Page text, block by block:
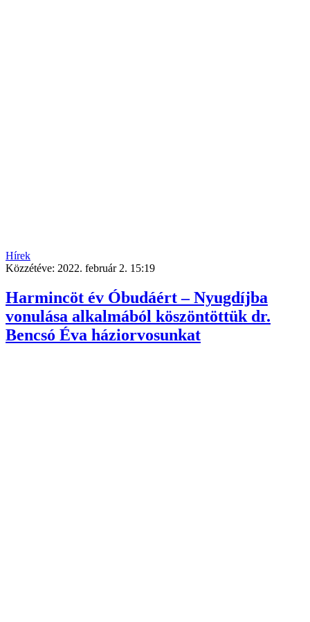
Hírek
Közzétéve: 2022. február 2. 15:19
Harmincöt év Óbudáért – Nyugdíjba
vonulása alkalmából köszöntöttük dr.
Bencsó Éva háziorvosunkat